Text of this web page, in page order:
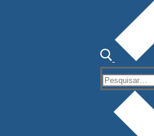
Pesquisar
por: